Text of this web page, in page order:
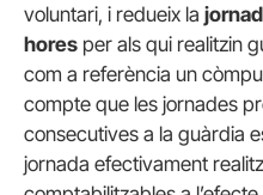
voluntari, i redueix la
hores per als qui realitzin
com a referència un
compte que les jornades
consecutives a la guàrdia
jornada efectivament